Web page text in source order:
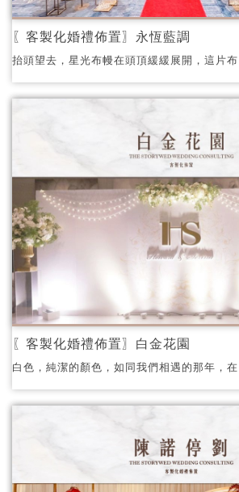
〖客製化婚禮佈置〗永恆藍調
抬頭望去，星光布幔在頭頂緩緩展開，這片布
幔就像是夜空中無數閃爍的星星，點綴著整個
婚禮現場
〖客製化婚禮佈置〗白金花園
白色，純潔的顏色，如同我們相遇的那年，在
東京落下的初雪，為我們牽起了這潔白的幸福